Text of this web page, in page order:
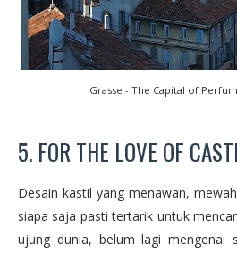
Grasse - The Capital of
5. FOR THE LOVE OF
Desain kastil yang menawan,
siapa saja pasti tertarik untuk
ujung dunia, belum lagi mengenai